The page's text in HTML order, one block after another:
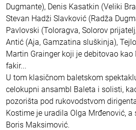
Dugmante), Denis Kasatkin (Veliki
Stevan Hadži Slavković (Radža
Pavlovski (Toloragva, Solorov
Antić (Aja, Gamzatina sluškinja),
Martin Grainger koji je debitovao
fakir...
U tom klasičnom baletskom
celokupni ansambl Baleta i solisti,
pozorišta pod rukovodstvom
Kostime je uradila Olga Mrđenović,
Boris Maksimović.